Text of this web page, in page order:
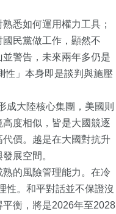
悉如何運用權力工具；
民黨做工作，顯然不
警告，未來兩年多仍是
性」本身即是談判與施壓
成大陸核心集團，美國則
度相似，皆是大國競逐
價。越是在大國對抗升
展空間。
的風險管理能力。在冷
性。和平對話並不保證沒
衡，將是2026年至2028